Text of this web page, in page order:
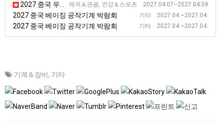
레저＆관광, 건강＆스포츠 2027.04.07~2027.04.09
2027 중국 우한 국제 헬스 전시회 [WHE]
기타 2027.04.~2027.04.
2027 중국 베이징 공작기계 박람회
기타 2027.04.~2027.04.
2027 중국 베이징 공작기계 박람회
기계＆장비, 기타